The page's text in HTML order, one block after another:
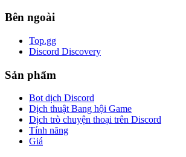
Bên ngoài
Top.gg
Discord Discovery
Sản phẩm
Bot dịch Discord
Dịch thuật Bang hội Game
Dịch trò chuyện thoại trên Discord
Tính năng
Giá